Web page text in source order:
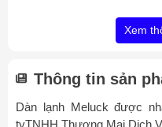
Xem
Thông tin sản
Dàn lạnh Meluck được
tyTNHH Thương Mại Dịch